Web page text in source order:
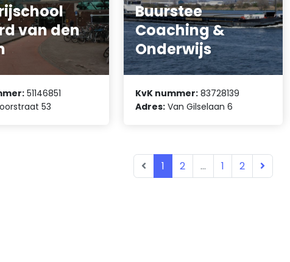
van den
51146851
53
Buurstee
Coaching &
Onderwijs
KvK nummer: 83728139
Adres: Van Gilselaan 6
1 2 ... 1 2